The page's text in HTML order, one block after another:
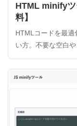
HTML minifyツ
料】
HTMLコードを最
い方。不要な空白
レビュー比較でき
に圧縮可能です。
プライバシー面も安